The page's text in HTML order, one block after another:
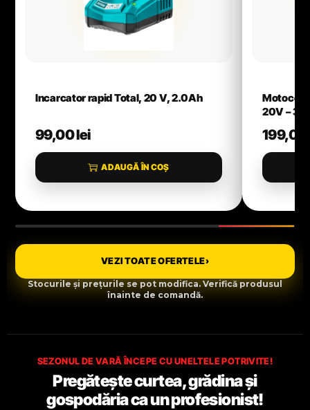
Incarcator rapid Total, 20 V, 2.0Ah
99,00lei
ADAUGĂ ÎN COȘ
20V –
199,00
VEZI TOATE OFERTELE›
Stocurile și prețurile se pot modifica. Verifică produsul
înainte de comandă.
SEZONUL DE VARĂ ÎNCEPE CU UNELTELE POTRIVITE!
Pregătește curtea, grădina și
gospodăria ca un profesionist!